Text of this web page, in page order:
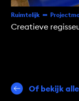
Ruimtelijk
Creatieve
Of bekijk